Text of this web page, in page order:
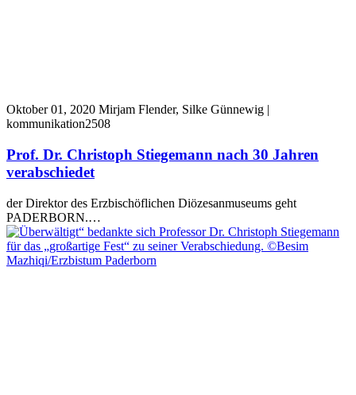
Oktober 01, 2020 Mirjam Flender, Silke Günnewig |
kommunikation2508
Prof. Dr. Christoph Stiegemann nach 30 Jahren
verabschiedet
der Direktor des Erzbischöflichen Diözesanmuseums geht
PADERBORN.…